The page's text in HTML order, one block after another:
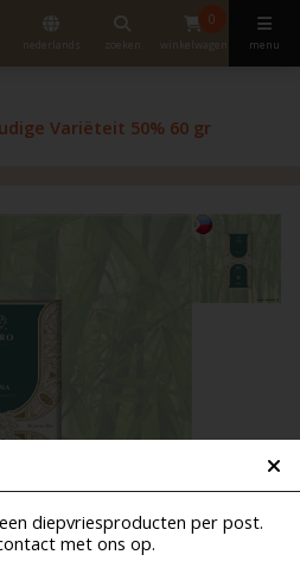
nederlands zoeken
0
winkelwagen menu
diepvriesproducten per post.
met ons op.
Variëteit 50% 60 gr